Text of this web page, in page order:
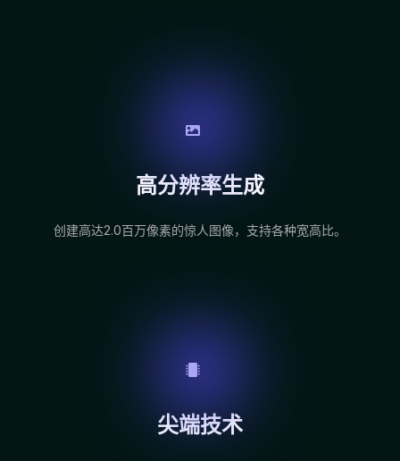
高分辨率生成
创建高达2.0百万像素的惊人图像，支持各种宽高比。
尖端技术